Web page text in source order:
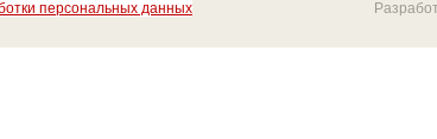
персональных данных